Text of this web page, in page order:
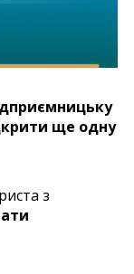
ще одну
з